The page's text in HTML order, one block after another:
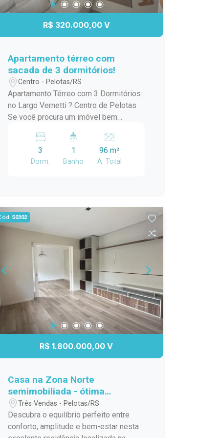
excelente opção para quem deseja
qualidade de vida em uma das regiões
contato para mais informações e
agende sua visita!
R$ 320.000,00 V
Apartamento térreo com
sacada de 3 dormitórios!
Centro - Pelotas/RS
Apartamento Térreo com 3 Dormitórios
no Largo Vernetti ? Centro de Pelotas
Se você procura um imóvel bem
incidência de luz natural, esta é uma
oportunidade que merece sua atenção.
Localizado no Largo Vernetti, no
centro da cidade oferece. O imóvel
conta com: 03 dormitórios; Apartamento
térreo, proporcionando mais
comodidade e acessibilidade; Sacada;
Ambientes bem iluminados e
ensolarados; Excelente localização,
com fácil acesso a supermercados,
farmácias, escolas, comércio, serviços
e transporte público. Ideal para famílias,
idosos ou para quem valoriza a
facilidade de viver em uma região
em contato e agende uma visita.
de adquirir um apartamento bem
localizado em uma das regiões mais
tradicionais de Pelotas.
3
Dorm.
1
Banho
96 m²
A. Total
50302
R$ 1.800.000,00 V
Casa na Zona Norte
semimobiliada - ótima
localização!
Três Vendas - Pelotas/RS
Descubra o equilíbrio perfeito entre
conforto, amplitude e bem-estar nesta